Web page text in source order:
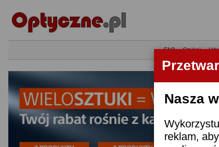
Nasza
reklam,
•FAQ•Szukaj•